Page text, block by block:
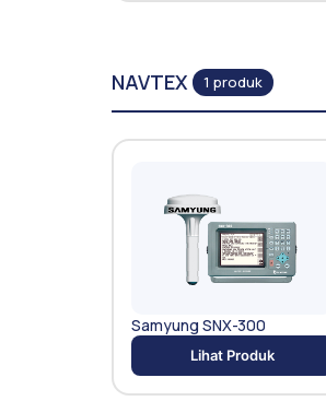
NAVTEX 1 produk
Samyung SNX-300
Lihat Produk